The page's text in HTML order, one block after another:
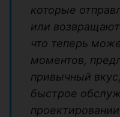
которые
или
что теперь
моментов,
привычный
быстрое